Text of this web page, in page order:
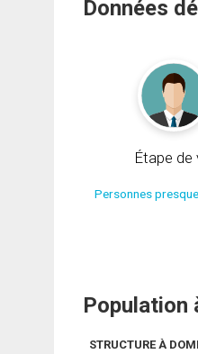
Données
Étape de
Personnes
Population
STRUCTURE À